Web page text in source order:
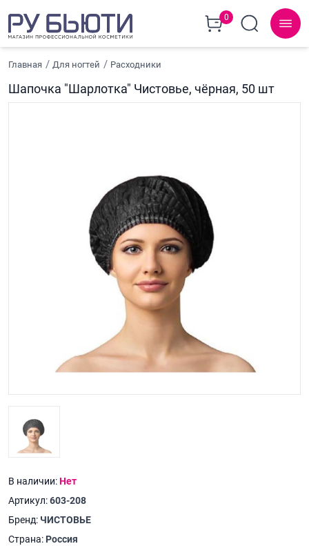
0
Главная Для ногтей Расходники
Шапочка "Шарлотка" Чистовье, чёрная, 50 шт
В наличии:Нет
Артикул:603-208
Бренд: ЧИСТОВЬЕ
Страна: Россия